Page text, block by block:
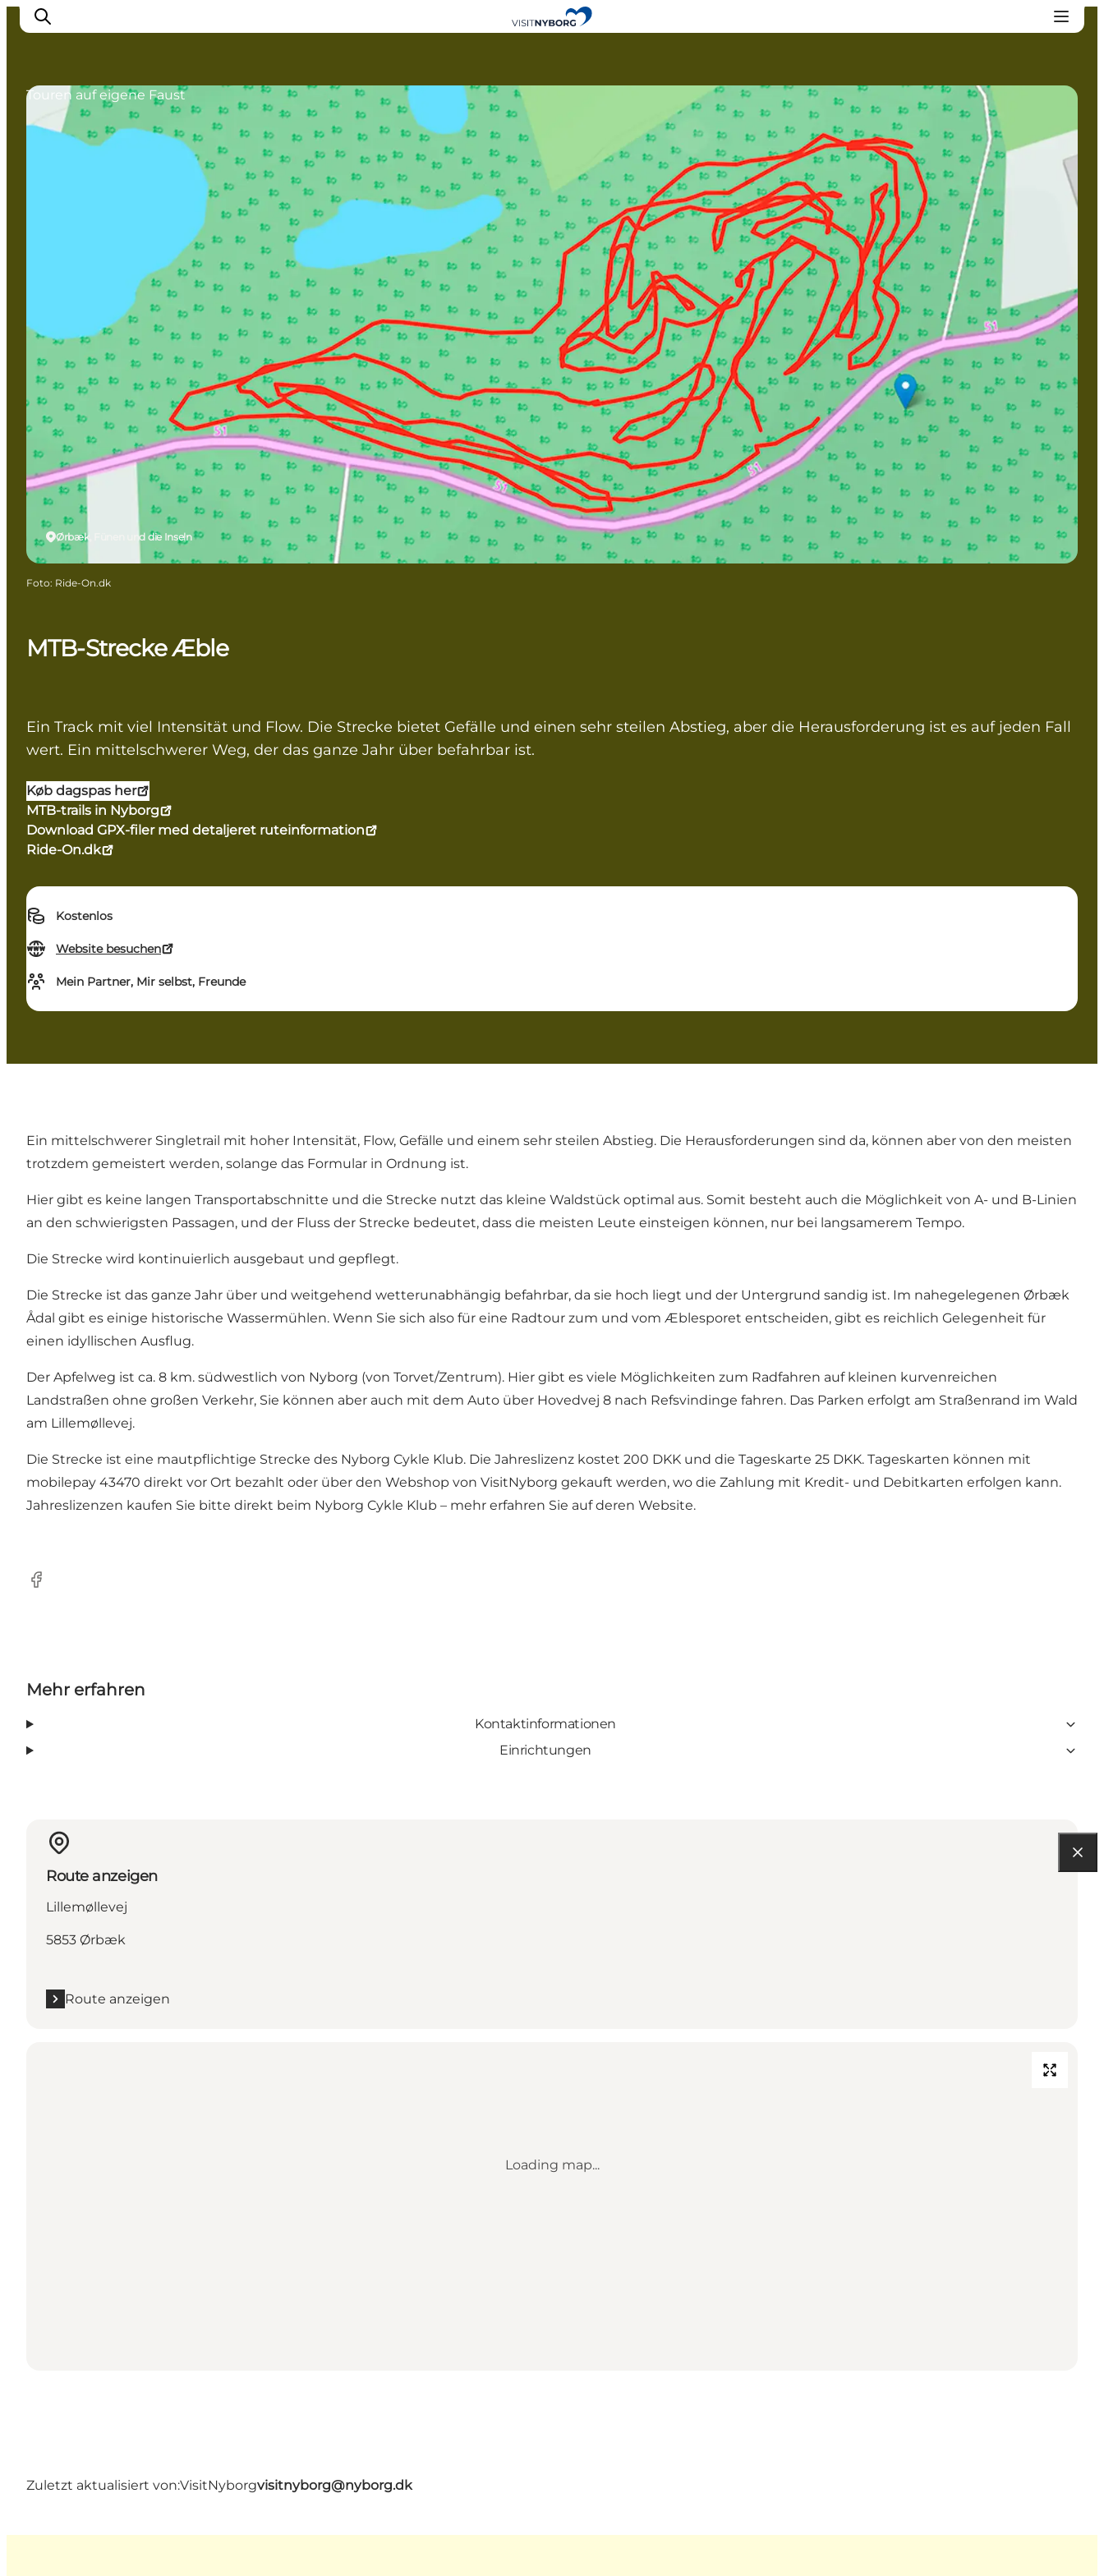
Erlebnisse in Nyborg
Buchen & kaufen
MTB-Strecke Æble
Ein Track mit viel Intensität und Flow. Die Strecke bietet Gefälle und einen sehr steilen Abstieg, aber die Herausforderung ist es auf jeden Fall
wert. Ein mittelschwerer Weg, der das ganze Jahr über befahrbar ist.
Køb dagspas her
MTB-trails in Nyborg
Download GPX-filer med detaljeret ruteinformation
Ride-On.dk
Kostenlos
Website besuchen
Mein Partner, Mir selbst, Freunde
Ørbæk, Fünen und die Inseln
Touren auf eigene Faust
Foto: Ride-On.dk
Ein mittelschwerer Singletrail mit hoher Intensität, Flow, Gefälle und einem sehr steilen Abstieg. Die Herausforderungen sind da, können aber von den meisten
trotzdem gemeistert werden, solange das Formular in Ordnung ist.
Hier gibt es keine langen Transportabschnitte und die Strecke nutzt das kleine Waldstück optimal aus. Somit besteht auch die Möglichkeit von A- und B-Linien
an den schwierigsten Passagen, und der Fluss der Strecke bedeutet, dass die meisten Leute einsteigen können, nur bei langsamerem Tempo.
Die Strecke wird kontinuierlich ausgebaut und gepflegt.
Die Strecke ist das ganze Jahr über und weitgehend wetterunabhängig befahrbar, da sie hoch liegt und der Untergrund sandig ist. Im nahegelegenen Ørbæk
Ådal gibt es einige historische Wassermühlen. Wenn Sie sich also für eine Radtour zum und vom Æblesporet entscheiden, gibt es reichlich Gelegenheit für
einen idyllischen Ausflug.
Der Apfelweg ist ca. 8 km. südwestlich von Nyborg (von Torvet/Zentrum). Hier gibt es viele Möglichkeiten zum Radfahren auf kleinen kurvenreichen
Landstraßen ohne großen Verkehr, Sie können aber auch mit dem Auto über Hovedvej 8 nach Refsvindinge fahren. Das Parken erfolgt am Straßenrand im Wald
am Lillemøllevej.
Die Strecke ist eine mautpflichtige Strecke des Nyborg Cykle Klub. Die Jahreslizenz kostet 200 DKK und die Tageskarte 25 DKK. Tageskarten können mit
mobilepay 43470 direkt vor Ort bezahlt oder über den Webshop von VisitNyborg gekauft werden, wo die Zahlung mit Kredit- und Debitkarten erfolgen kann.
Jahreslizenzen kaufen Sie bitte direkt beim Nyborg Cykle Klub – mehr erfahren Sie auf deren Website.
Facebook
Mehr erfahren
Kontaktinformationen
Einrichtungen
Route anzeigen
Lillemøllevej
5853 Ørbæk
Route anzeigen
Loading map...
Zuletzt aktualisiert von:VisitNyborgvisitnyborg@nyborg.dk